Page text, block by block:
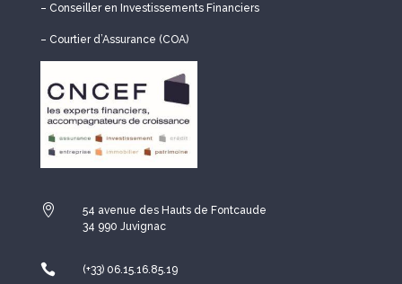
– Conseiller en Investissements Financiers
– Courtier d’Assurance (COA)

54 avenue des Hauts de Fontcaude
34 990 Juvignac
 (+33) 06.15.16.85.19